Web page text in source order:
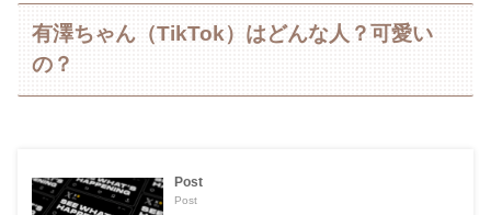
有澤ちゃん（TikTok）はどんな人？可愛い
の？
Post
Post